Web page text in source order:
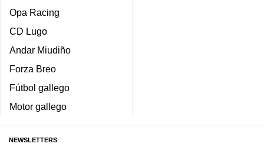
Opa Racing
CD Lugo
Andar Miudiño
Forza Breo
Fútbol gallego
Motor gallego
NEWSLETTERS